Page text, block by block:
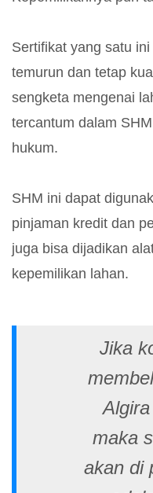
Sertifikat yang satu
temurun dan tetap
sengketa mengenai
tercantum dalam
hukum.
SHM ini dapat
pinjaman kredit dan
juga bisa dijadikan
kepemilikan lahan.
Jika
maka
akan di